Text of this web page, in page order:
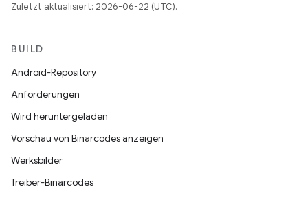
Zuletzt aktualisiert: 2026-06-22 (UTC).
BUILD
Android-Repository
Anforderungen
Wird heruntergeladen
Vorschau von Binärcodes anzeigen
Werksbilder
Treiber-Binärcodes